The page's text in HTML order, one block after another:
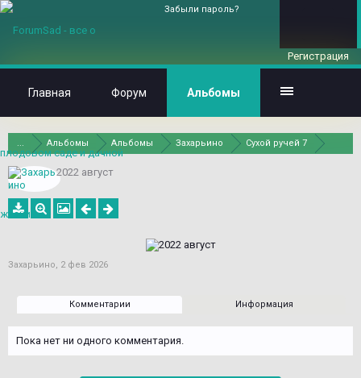
... Альбомы Альбомы Захарьино Сухой ручей 7
2022 август
Захарьино, 2 фев 2026
Комментарии Информация
Пока нет ни одного комментария.
Забыли пароль?
Регистрация
Главная Форум Альбомы